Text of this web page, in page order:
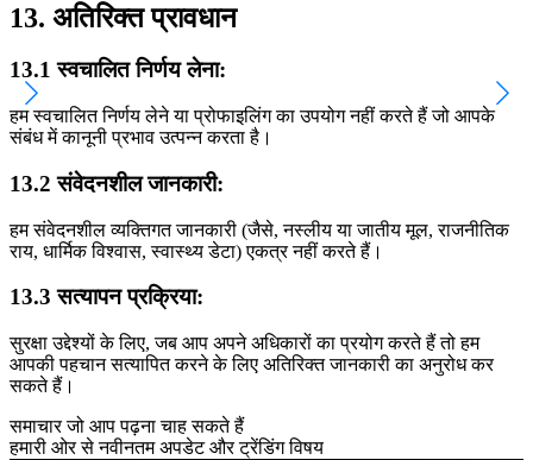
13. अतिरिक्त प्रावधान
13.1 स्वचालित निर्णय लेना:
हम स्वचालित निर्णय लेने या प्रोफाइलिंग का उपयोग नहीं करते हैं जो आपके
संबंध में कानूनी प्रभाव उत्पन्न करता है।
13.2 संवेदनशील जानकारी:
हम संवेदनशील व्यक्तिगत जानकारी (जैसे, नस्लीय या जातीय मूल, राजनीतिक
राय, धार्मिक विश्वास, स्वास्थ्य डेटा) एकत्र नहीं करते हैं।
13.3 सत्यापन प्रक्रिया:
सुरक्षा उद्देश्यों के लिए, जब आप अपने अधिकारों का प्रयोग करते हैं तो हम
आपकी पहचान सत्यापित करने के लिए अतिरिक्त जानकारी का अनुरोध कर
सकते हैं।
समाचार जो आप पढ़ना चाह सकते हैं
हमारी ओर से नवीनतम अपडेट और ट्रेंडिंग विषय